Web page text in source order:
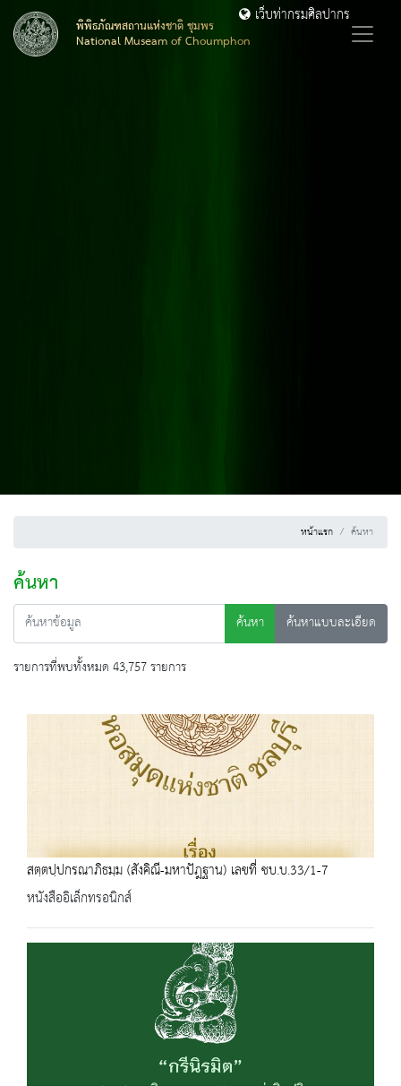
พิพิธภัณฑสถานแห่งชาติ ชุมพร
National Museam of Choumphon
เว็บท่ากรมศิลปากร
หน้าแรก ค้นหา
ค้นหา
ค้นหา
ค้นหาแบบละเอียด
รายการที่พบทั้งหมด 43,757 รายการ
สตฺตปฺปกรณาภิธมฺม (สังคิณี-มหาปัฎฐาน) เลขที่ ชบ.บ.33/1-7
หนังสืออิเล็กทรอนิกส์